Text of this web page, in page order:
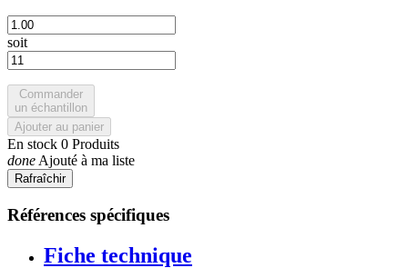
soit
Commander
un échantillon
Ajouter au panier
En stock 0 Produits
done Ajouté à ma liste
Références spécifiques
Fiche technique